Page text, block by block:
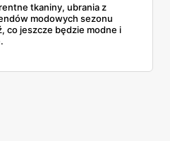
tkaniny, ubrania z
modowych sezonu
co jeszcze będzie modne i